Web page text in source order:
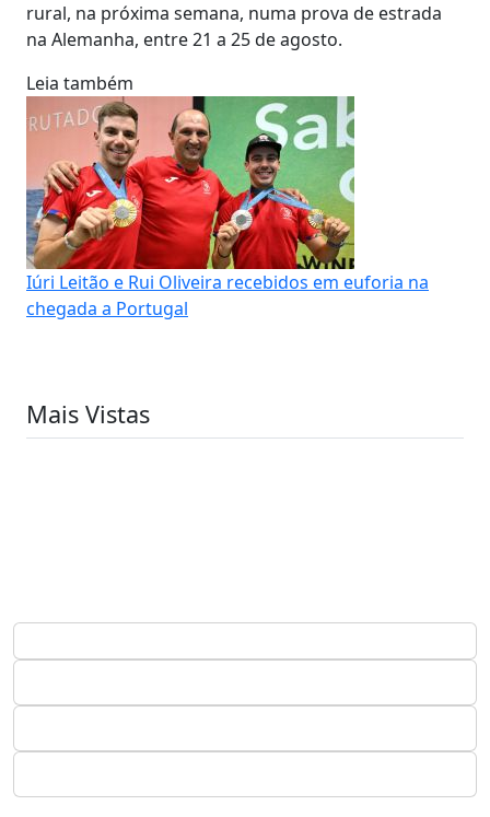
rural, na próxima semana, numa prova de estrada
na Alemanha, entre 21 a 25 de agosto.
Leia também
Iúri Leitão e Rui Oliveira recebidos em euforia na
chegada a Portugal
Mais Vistas